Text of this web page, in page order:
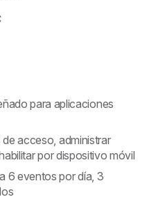
para aplicaciones
acceso, administrar
por dispositivo móvil
6 eventos por día, 3